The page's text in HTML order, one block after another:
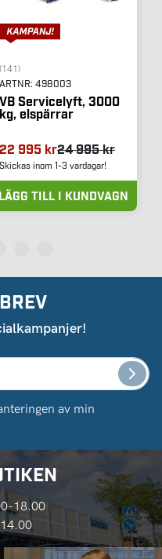
(141)
ARTNR: 498003
VB Servicelyft, 3000
kg, elspärrar
22 995 kr24 995 kr
Skickas inom 1-3 vardagar!
LÄGG TILL I KUNDVAGN
av min
18.00